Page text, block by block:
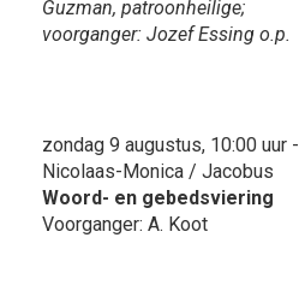
Guzman, patroonheilige;
voorganger: Jozef Essing o.p.
zondag 9 augustus, 10:00 uur -
Nicolaas-Monica / Jacobus
Woord- en gebedsviering
Voorganger: A. Koot